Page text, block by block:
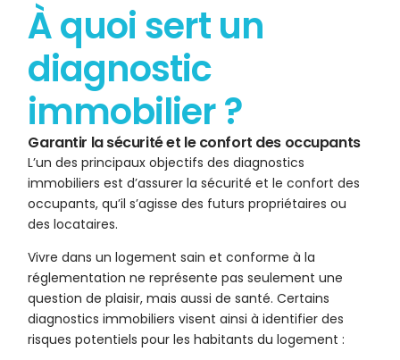
À quoi sert un
diagnostic
immobilier ?
Garantir la sécurité et le confort des occupants
L’un des principaux objectifs des diagnostics
immobiliers est d’assurer la sécurité et le confort des
occupants, qu’il s’agisse des futurs propriétaires ou
des locataires.
Vivre dans un logement sain et conforme à la
réglementation ne représente pas seulement une
question de plaisir, mais aussi de santé. Certains
diagnostics immobiliers visent ainsi à identifier des
risques potentiels pour les habitants du logement :